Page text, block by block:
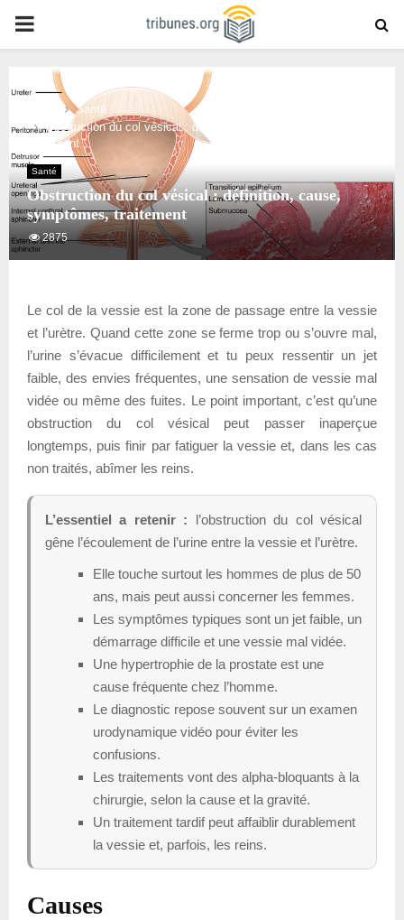
PRIMARY
MENU
Santé
Obstruction du col vésical : définition, cause, symptômes,
traitement
Santé
Obstruction du col vésical : définition, cause,
symptômes, traitement
2875
Le col de la vessie est la zone de passage entre la vessie
et l’urètre. Quand cette zone se ferme trop ou s’ouvre mal,
l’urine s’évacue difficilement et tu peux ressentir un jet
faible, des envies fréquentes, une sensation de vessie mal
vidée ou même des fuites. Le point important, c’est qu’une
obstruction du col vésical peut passer inaperçue
longtemps, puis finir par fatiguer la vessie et, dans les cas
non traités, abîmer les reins.
L’essentiel a retenir : l’obstruction du col vésical
gêne l’écoulement de l’urine entre la vessie et l’urètre.
Elle touche surtout les hommes de plus de 50
ans, mais peut aussi concerner les femmes.
Les symptômes typiques sont un jet faible, un
démarrage difficile et une vessie mal vidée.
Une hypertrophie de la prostate est une
cause fréquente chez l’homme.
Le diagnostic repose souvent sur un examen
urodynamique vidéo pour éviter les
confusions.
Les traitements vont des alpha-bloquants à la
chirurgie, selon la cause et la gravité.
Un traitement tardif peut affaiblir durablement
la vessie et, parfois, les reins.
Causes